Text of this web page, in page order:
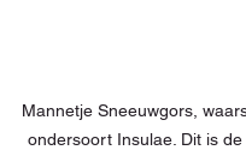
Mannetje Sneeuwgors,
ondersoort Insulae. Dit is